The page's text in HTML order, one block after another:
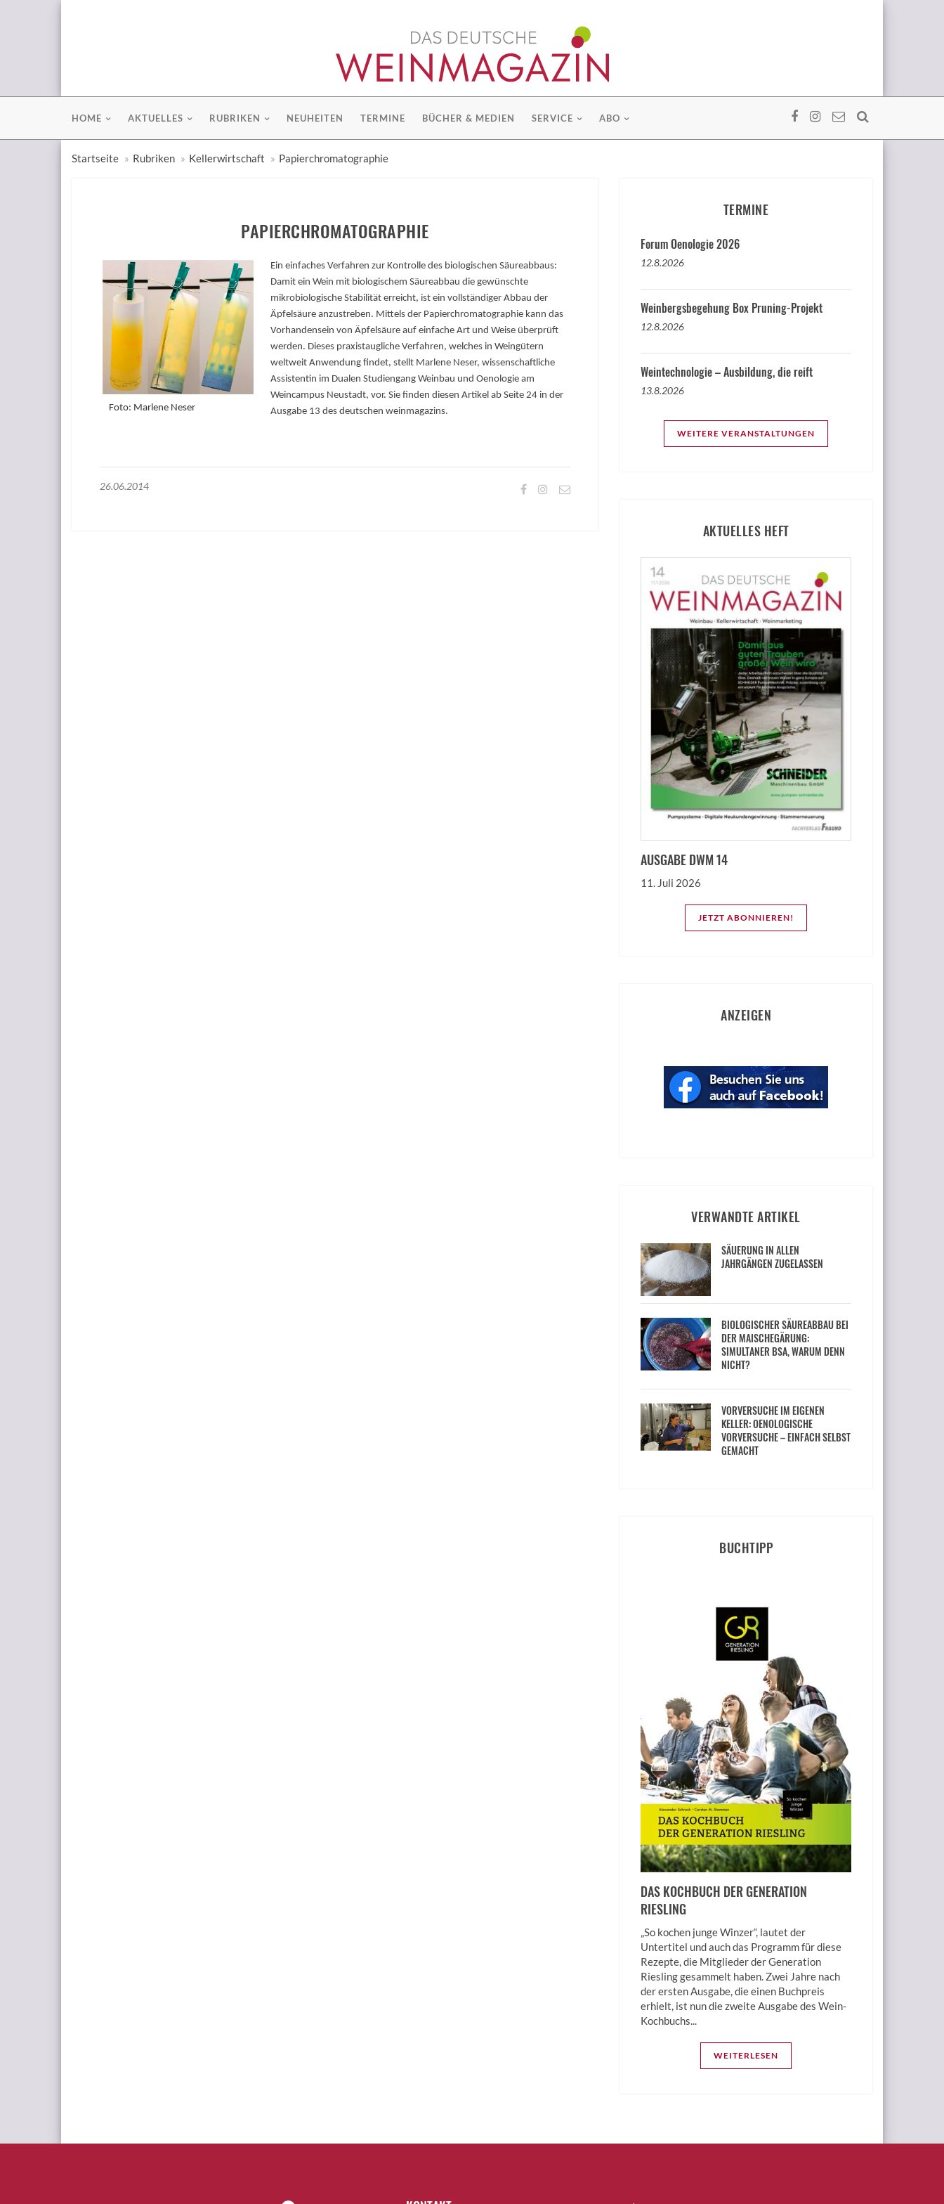
HOME AKTUELLES RUBRIKEN NEUHEITEN TERMINE BÜCHER & MEDIEN SERVICE ABO
Startseite Rubriken Kellerwirtschaft Papierchromatographie
PAPIERCHROMATOGRAPHIE
Foto: Marlene Neser
Ein einfaches Verfahren zur Kontrolle des biologischen Säureabbaus:
Damit ein Wein mit biologischem Säureabbau die gewünschte
mikrobiologische Stabilität erreicht, ist ein voll­ständiger Abbau der
Äpfelsäure anzustreben. Mittels der Pa­pierchromatographie kann das
Vorhandensein von Äpfelsäure auf einfache Art und Weise überprüft
werden. Dieses praxistaugliche Verfahren, welches in Weingütern
weltweit Anwen­dung findet, stellt Marlene Neser, wissenschaftliche
Assistentin im Dualen Studiengang Weinbau und Oenologie am
Weincam­pus Neustadt, vor. Sie finden diesen Artikel ab Seite 24 in der
Ausgabe 13 des deutschen weinmagazins.
26.06.2014
TERMINE
Forum Oenologie 2026
12.8.2026
Weinbergsbegehung Box Pruning-Projekt
12.8.2026
Weintechnologie – Ausbildung, die reift
13.8.2026
WEITERE VERANSTALTUNGEN
AKTUELLES HEFT
AUSGABE DWM 14
11. Juli 2026
JETZT ABONNIEREN!
ANZEIGEN
VERWANDTE ARTIKEL
SÄUERUNG IN ALLEN
JAHRGÄNGEN ZUGELASSEN
BIOLOGISCHER SÄUREABBAU BEI
DER MAISCHEGÄRUNG:
SIMULTANER BSA, WARUM DENN
NICHT?
VORVERSUCHE IM EIGENEN
KELLER: OENOLOGISCHE
VORVERSUCHE – EINFACH SELBST
GEMACHT
BUCHTIPP
DAS KOCHBUCH DER GENERATION
RIESLING
„So kochen junge Winzer“, lautet der
Untertitel und auch das Programm für diese
Rezepte, die Mitglieder der Generation
Riesling gesammelt haben. Zwei Jahre nach
der ersten Ausgabe, die einen Buchpreis
erhielt, ist nun die zweite Ausgabe des Wein-
Kochbuchs...
WEITERLESEN